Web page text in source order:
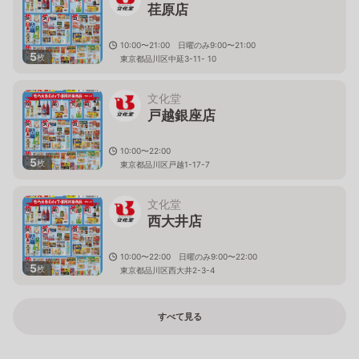
5枚
荏原店
10:00〜21:00 日曜のみ9:00〜21:00
東京都品川区中延3-11- 10
5枚
文化堂
戸越銀座店
10:00〜22:00
東京都品川区戸越1-17-7
5枚
文化堂
西大井店
10:00〜22:00 日曜のみ9:00〜22:00
東京都品川区西大井2-3-4
すべて見る